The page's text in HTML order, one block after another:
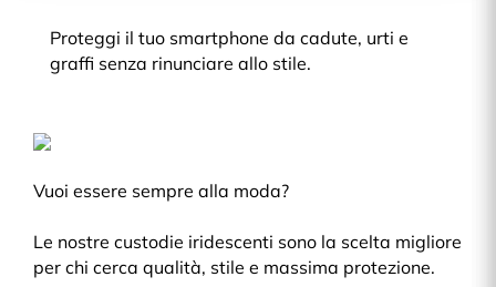
Proteggi il tuo smartphone da cadute, urti e
graffi senza rinunciare allo stile.
Vuoi essere sempre alla moda?
Le nostre custodie iridescenti sono la scelta migliore
per chi cerca qualità, stile e massima protezione.